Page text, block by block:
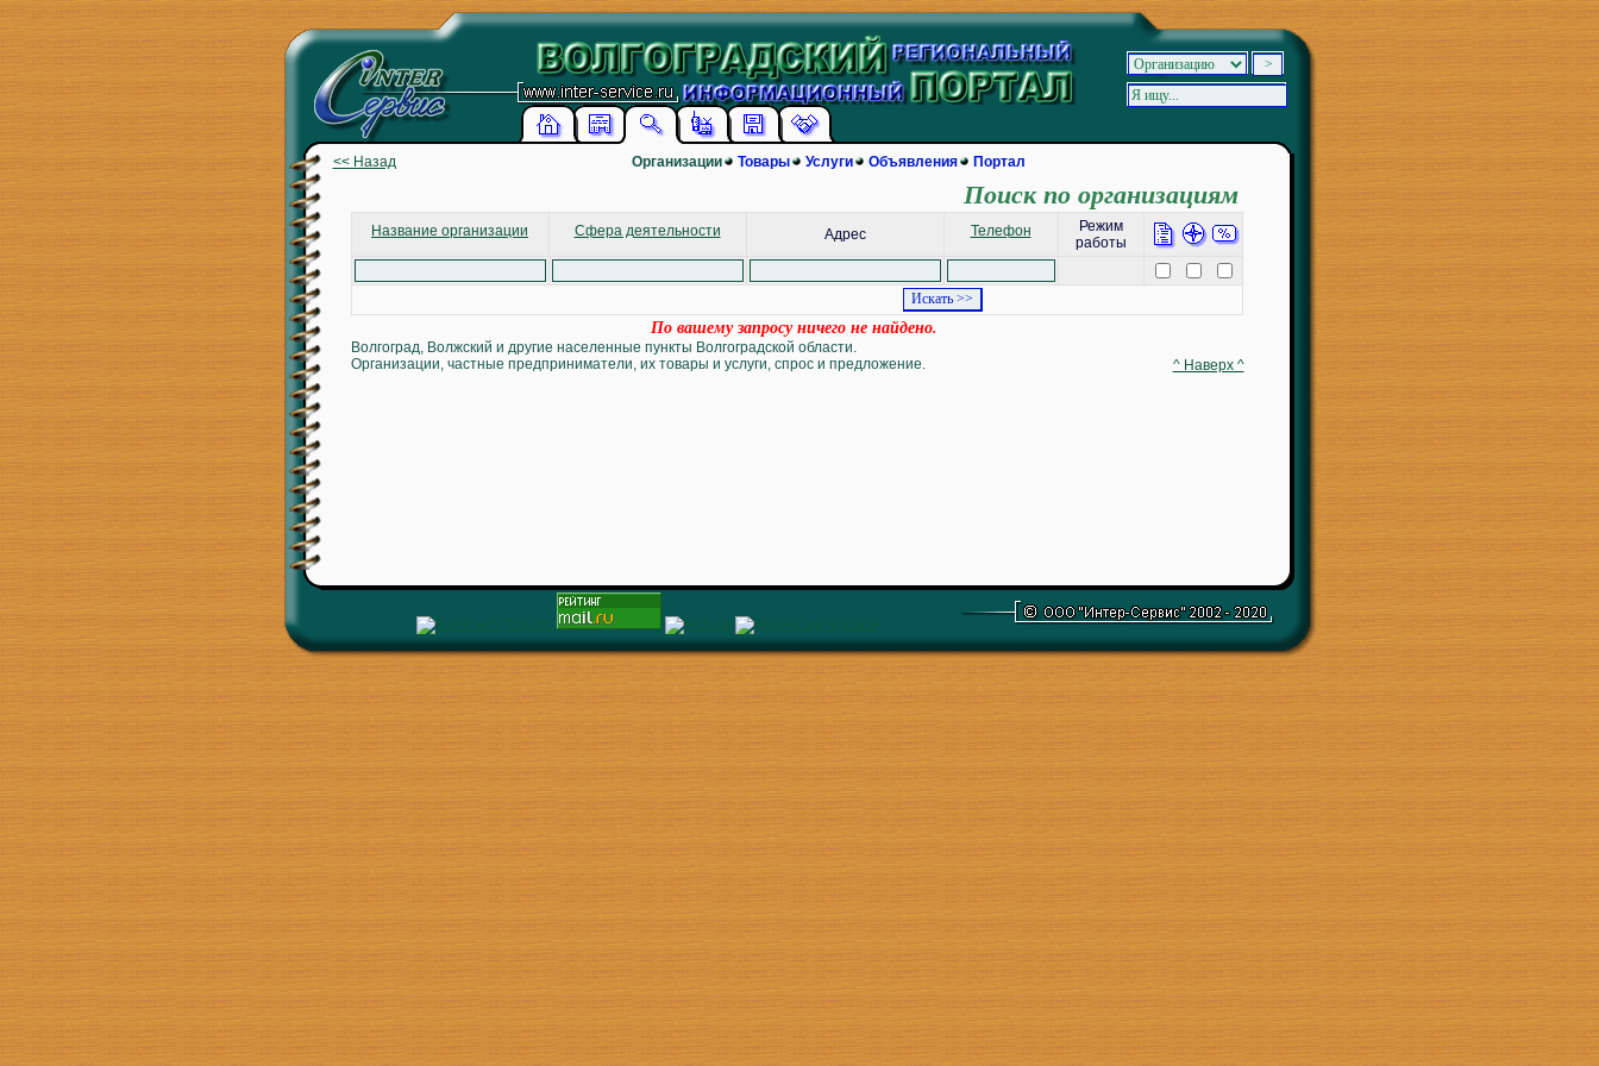
<< Назад Организации Товары Услуги Объявления Портал
Поиск по организациям
Название организации Сфера деятельности Адрес Телефон
Режим
работы
По вашему запросу ничего не найдено.
Волгоград, Волжский и другие населенные пункты Волгоградской области.
Организации, частные предприниматели, их товары и услуги, спрос и предложение.
^ Наверх ^